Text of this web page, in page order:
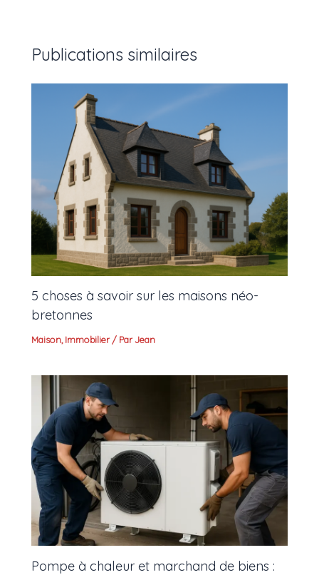
Publications similaires
5 choses à savoir sur les maisons néo-
bretonnes
Maison,Immobilier/ ParJean
Pompe à chaleur et marchand de biens :